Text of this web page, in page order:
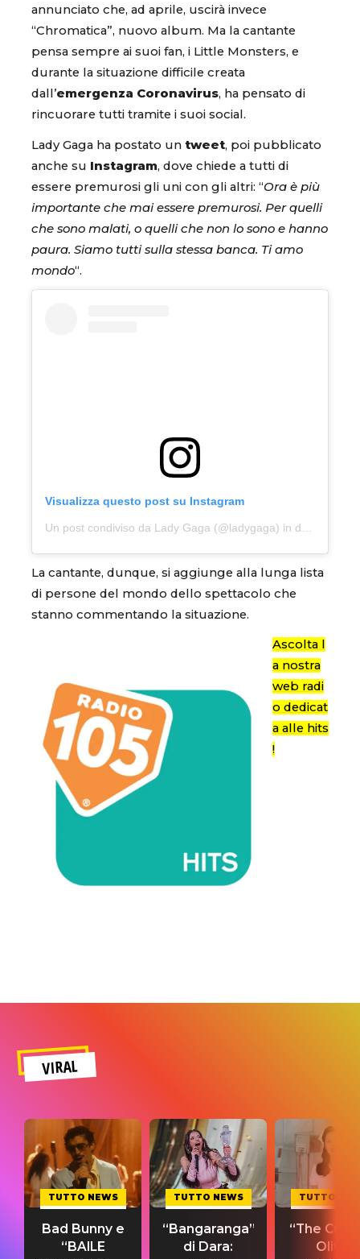
annunciato che, ad aprile, uscirà invece
“Chromatica”, nuovo album. Ma la cantante
pensa sempre ai suoi fan, i Little Monsters, e
durante la situazione difficile creata
dall’emergenza Coronavirus, ha pensato di
rincuorare tutti tramite i suoi social.
Lady Gaga ha postato un tweet, poi pubblicato
anche su Instagram, dove chiede a tutti di
essere premurosi gli uni con gli altri: “Ora è più
importante che mai essere premurosi. Per quelli
che sono malati, o quelli che non lo sono e hanno
paura. Siamo tutti sulla stessa banca. Ti amo
mondo“.
Visualizza questo post su Instagram
Un post condiviso da Lady Gaga (@ladygaga) in data:
La cantante, dunque, si aggiunge alla lunga lista
di persone del mondo dello spettacolo che
stanno commentando la situazione.
Ascolta l
a nostra
web radi
o dedicat
a alle hits
!
VIRAL
TUTTO NEWS
Bad Bunny e
“BAILE
TUTTO NEWS
“Bangaranga”
di Dara:
TUTTO
“The
Olivia